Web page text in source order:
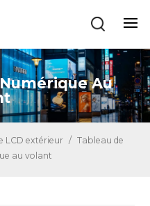
Au
LCD extérieur / Tableau de
au volant